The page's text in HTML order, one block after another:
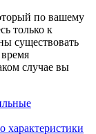
по вашему
только к
существовать
случае вы
характеристики